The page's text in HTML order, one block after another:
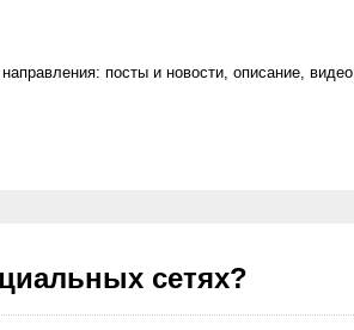
посты и новости, описание, видео,
сетях?